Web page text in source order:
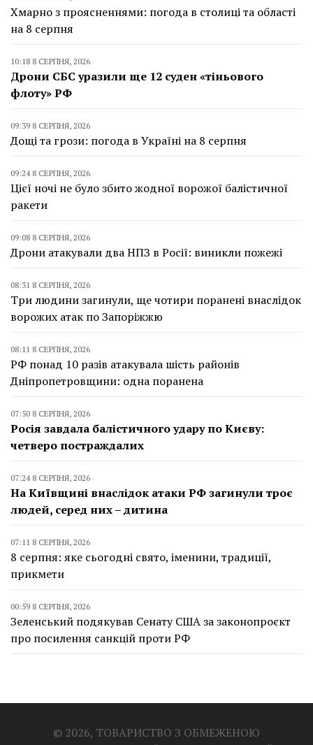
Хмарно з проясненнями: погода в столиці та області
на 8 серпня
10:18 8 СЕРПНЯ, 2026
Дрони СБС уразили ще 12 суден «тіньового
флоту» РФ
09:39 8 СЕРПНЯ, 2026
Дощі та грози: погода в Україні на 8 серпня
09:24 8 СЕРПНЯ, 2026
Цієї ночі не було збито жодної ворожої балістичної
ракети
09:08 8 СЕРПНЯ, 2026
Дрони атакували два НПЗ в Росії: виникли пожежі
08:31 8 СЕРПНЯ, 2026
Три людини загинули, ще чотири поранені внаслідок
ворожих атак по Запоріжжю
08:11 8 СЕРПНЯ, 2026
РФ понад 10 разів атакувала шість районів
Дніпропетровщини: одна поранена
07:50 8 СЕРПНЯ, 2026
Росія завдала балістичного удару по Києву:
четверо постраждалих
07:24 8 СЕРПНЯ, 2026
На Київщині внаслідок атаки РФ загинули троє
людей, серед них – дитина
07:11 8 СЕРПНЯ, 2026
8 серпня: яке сьогодні свято, іменини, традиції,
прикмети
00:59 8 СЕРПНЯ, 2026
Зеленський подякував Сенату США за законопроєкт
про посилення санкцій проти РФ
© 2026, ТОВАРИСТВО З ОБМЕЖЕНОЮ